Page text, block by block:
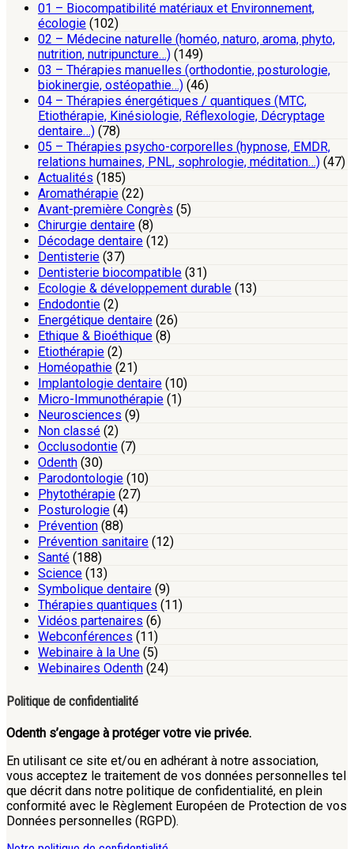
01 – Biocompatibilité matériaux et Environnement,
écologie (102)
02 – Médecine naturelle (homéo, naturo, aroma, phyto,
nutrition, nutripuncture…) (149)
03 – Thérapies manuelles (orthodontie, posturologie,
biokinergie, ostéopathie…) (46)
04 – Thérapies énergétiques / quantiques (MTC,
Etiothérapie, Kinésiologie, Réflexologie, Décryptage
dentaire…) (78)
05 – Thérapies psycho-corporelles (hypnose, EMDR,
relations humaines, PNL, sophrologie, méditation…) (47)
Actualités (185)
Aromathérapie (22)
Avant-première Congrès (5)
Chirurgie dentaire (8)
Décodage dentaire (12)
Dentisterie (37)
Dentisterie biocompatible (31)
Ecologie & développement durable (13)
Endodontie (2)
Energétique dentaire (26)
Ethique & Bioéthique (8)
Etiothérapie (2)
Homéopathie (21)
Implantologie dentaire (10)
Micro-Immunothérapie (1)
Neurosciences (9)
Non classé (2)
Occlusodontie (7)
Odenth (30)
Parodontologie (10)
Phytothérapie (27)
Posturologie (4)
Prévention (88)
Prévention sanitaire (12)
Santé (188)
Science (13)
Symbolique dentaire (9)
Thérapies quantiques (11)
Vidéos partenaires (6)
Webconférences (11)
Webinaire à la Une (5)
Webinaires Odenth (24)
Politique de confidentialité
Odenth s’engage à protéger votre vie privée.
En utilisant ce site et/ou en adhérant à notre association,
vous acceptez le traitement de vos données personnelles tel
que décrit dans notre politique de confidentialité, en plein
conformité avec le Règlement Européen de Protection de vos
Données personnelles (RGPD).